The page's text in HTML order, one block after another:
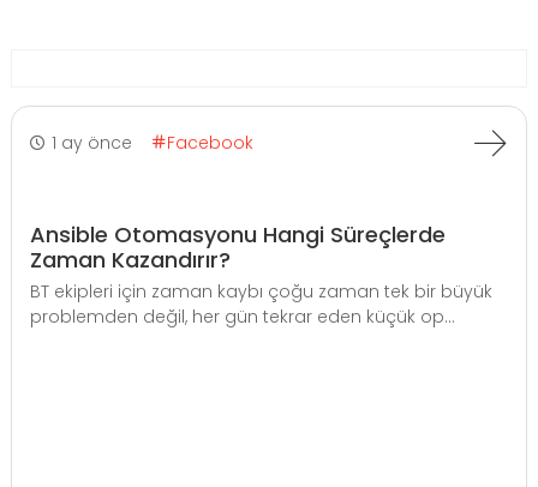
1 ay önce Facebook
Ansible Otomasyonu Hangi Süreçlerde
Zaman Kazandırır?
BT ekipleri için zaman kaybı çoğu zaman tek bir büyük
problemden değil, her gün tekrar eden küçük op...